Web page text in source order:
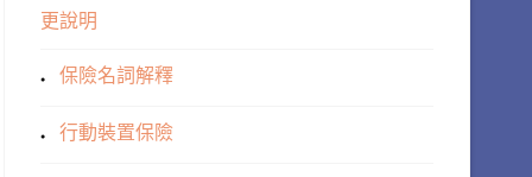
更說明
保險名詞解釋
行動裝置保險